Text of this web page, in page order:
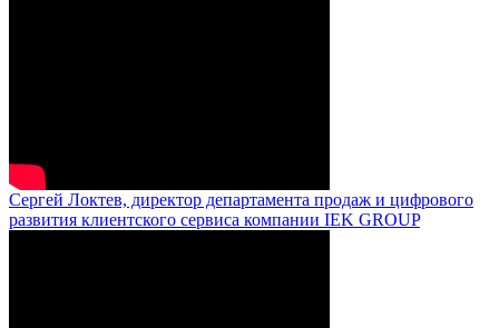
Сергей Локтев, директор департамента продаж и цифрового
развития клиентского сервиса компании IEK GROUP